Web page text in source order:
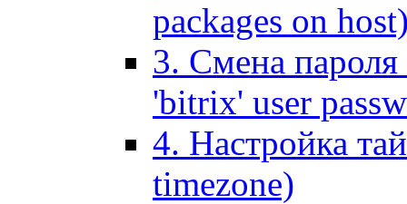
packages on
3. Смена пароля
'bitrix' user
4. Настройка
timezone)